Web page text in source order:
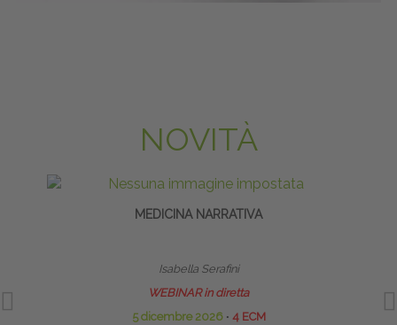
NOVITÀ
MEDICINA NARRATIVA
Isabella Serafini
WEBINAR in diretta
5 dicembre 2026 ∙ 4 ECM